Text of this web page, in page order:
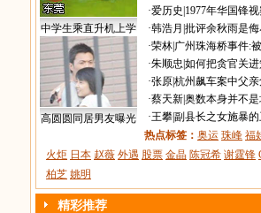
中学生乘直升机上学
高圆圆同居男友曝光
·爱历史 1977年华国锋
·韩浩月 批评余秋雨是侮
·荣林| 广州珠海桥事件:
·朱顺忠 如何把贪官关进
·张原|杭州飙车案中父
·蔡天新|奥数本身并不
·王攀|副县长之女施暴
热点标签： 奥运 珠峰 福
火炬 日本 赵薇 外遇 股票 金晶 陈冠希 谢霆锋
柏芝 姚明
精彩推荐